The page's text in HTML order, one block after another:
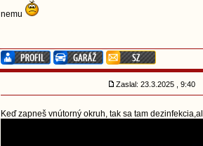
nemu
Zaslal: 23.3.2025 , 9:40
Keď zapneš vnútorný okruh, tak sa tam